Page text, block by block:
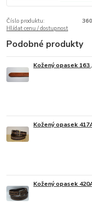
Číslo produktu:
Hlídat cenu / dostupnost
Podobné produkty
Kožený opasek 163
Kožený opasek
Kožený opasek